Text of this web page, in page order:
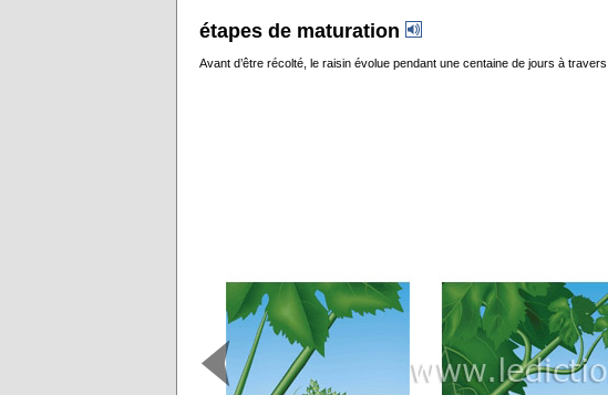
étapes de maturation
Avant d’être récolté, le raisin évolue pendant une centaine de jours à